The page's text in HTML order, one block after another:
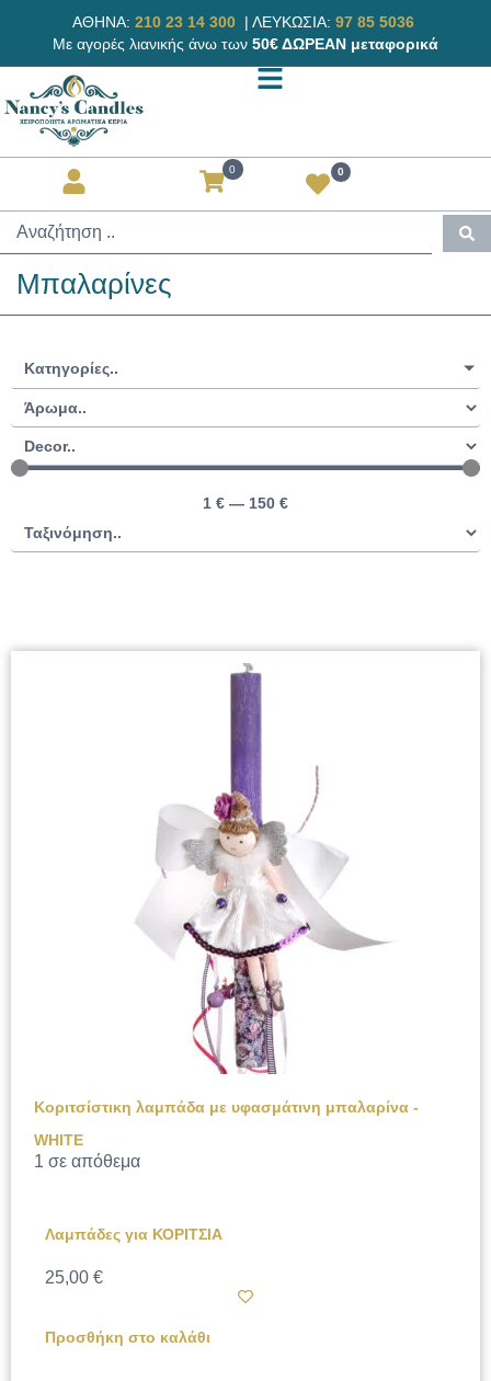
ΑΘΗΝΑ: 210 23 14 300 | ΛΕΥΚΩΣΙΑ: 97 85 5036
Με αγορές λιανικής άνω των 50€ ΔΩΡΕΑΝ μεταφορικά
0 0
Μπαλαρίνες
Κατηγορίες..
1 € — 150 €
Κοριτσίστικη λαμπάδα με υφασμάτινη μπαλαρίνα -
WHITE
1 σε απόθεμα
Λαμπάδες για ΚΟΡΙΤΣΙΑ
25,00 €
Προσθήκη στο καλάθι